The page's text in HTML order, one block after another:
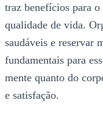
traz benefícios para o
qualidade de vida.
saudáveis e reservar
fundamentais para
mente quanto do
e satisfação.